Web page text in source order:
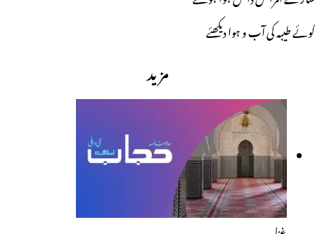
کوئے طیبہ کی آب و ہوا دیکھئے
مزید